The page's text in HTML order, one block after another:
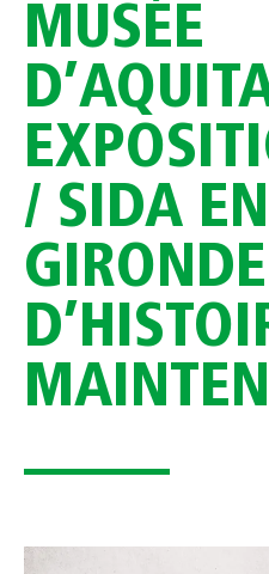
MUSÉE
/ SIDA EN